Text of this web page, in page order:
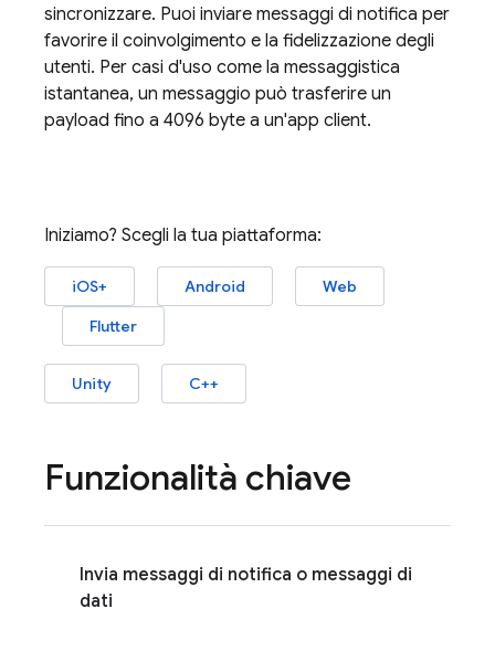
sincronizzare. Puoi inviare messaggi di notifica per
favorire il coinvolgimento e la fidelizzazione degli
utenti. Per casi d'uso come la messaggistica
istantanea, un messaggio può trasferire un
payload fino a 4096 byte a un'app client.
Iniziamo? Scegli la tua piattaforma:
iOS+ Android
Web
Flutter
Unity C++
Funzionalità chiave
Invia messaggi di notifica o messaggi di
dati